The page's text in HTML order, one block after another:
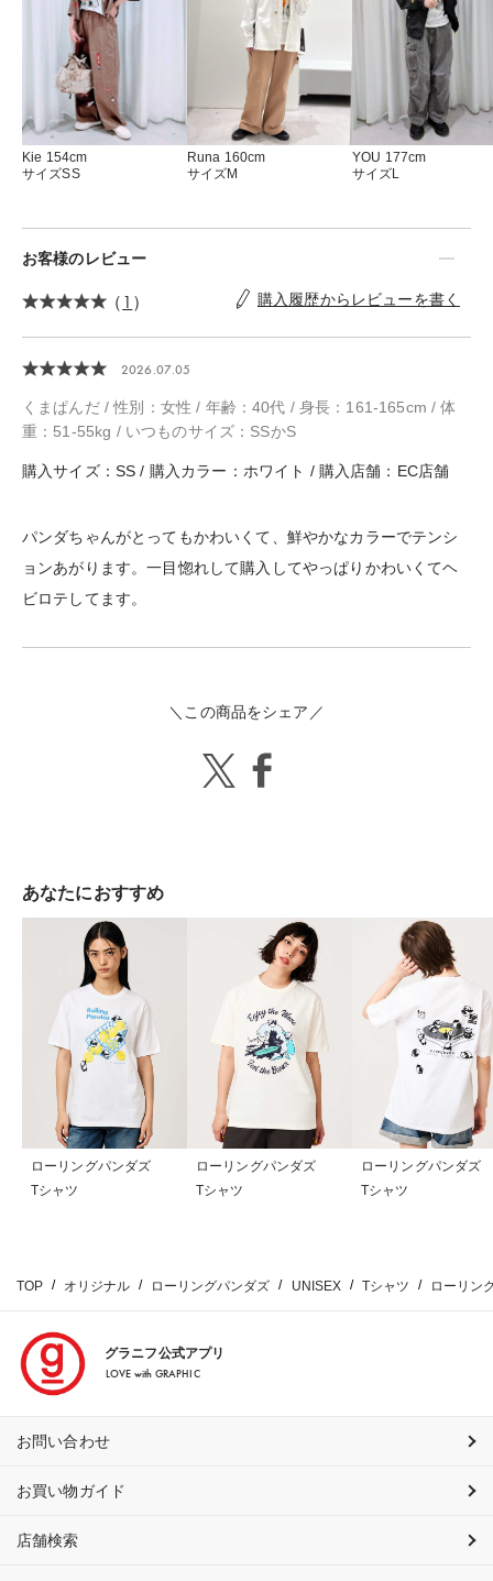
Kie 154cm
サイズSS
Runa 160cm
サイズM
YOU 177cm
サイズL
お客様のレビュー
（1 ） 購入履歴からレビューを書く
2026.07.05
くまぱんだ / 性別：女性 / 年齢：40代 / 身長：161-165cm / 体
重：51-55kg / いつものサイズ：SSかS
購入サイズ：SS / 購入カラー：ホワイト / 購入店舗：EC店舗
パンダちゃんがとってもかわいくて、鮮やかなカラーでテンシ
ョンあがります。一目惚れして購入してやっぱりかわいくてヘ
ビロテしてます。
＼この商品をシェア／
あなたにおすすめ
ローリングパンダズ
Tシャツ
ローリングパンダズ
Tシャツ
ローリングパンダズ
Tシャツ
TOP オリジナル ローリングパンダズ UNISEX Tシャツ ローリン
グラニフ公式アプリ
LOVE with GRAPHIC
お問い合わせ
お買い物ガイド
店舗検索